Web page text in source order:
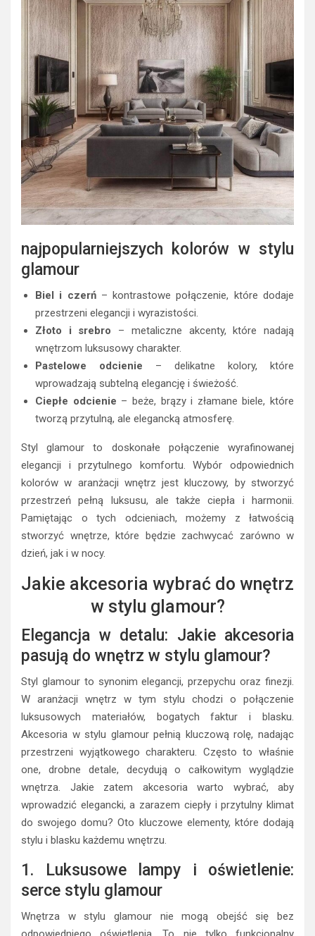
najpopularniejszych kolorów w stylu
glamour
Biel i czerń– kontrastowe połączenie, które dodaje
przestrzeni elegancji i wyrazistości.
Złoto i srebro – metaliczne akcenty, które nadają
wnętrzom luksusowy charakter.
Pastelowe odcienie – delikatne kolory, które
wprowadzają subtelną elegancję i świeżość.
Ciepłe odcienie – beże, brązy i złamane biele, które
tworzą przytulną, ale elegancką atmosferę.
Styl glamour to doskonałe połączenie wyrafinowanej
elegancji i przytulnego komfortu. Wybór odpowiednich
kolorów w aranżacji wnętrz jest kluczowy, by stworzyć
przestrzeń pełną luksusu, ale także ciepła i harmonii.
Pamiętając o tych odcieniach, możemy z łatwością
stworzyć wnętrze, które będzie zachwycać zarówno w
dzień, jak i w nocy.
Jakie akcesoria wybrać do wnętrz
w stylu glamour?
Elegancja w detalu: Jakie akcesoria
pasują do wnętrz w stylu glamour?
Styl glamour to synonim elegancji, przepychu oraz finezji.
W aranżacji wnętrz w tym stylu chodzi o połączenie
luksusowych materiałów, bogatych faktur i blasku.
Akcesoria w stylu glamour pełnią kluczową rolę, nadając
przestrzeni wyjątkowego charakteru. Często to właśnie
one, drobne detale, decydują o całkowitym wyglądzie
wnętrza. Jakie zatem akcesoria warto wybrać, aby
wprowadzić elegancki, a zarazem ciepły i przytulny klimat
do swojego domu? Oto kluczowe elementy, które dodają
stylu i blasku każdemu wnętrzu.
1. Luksusowe lampy i oświetlenie:
serce stylu glamour
Wnętrza w stylu glamour nie mogą obejść się bez